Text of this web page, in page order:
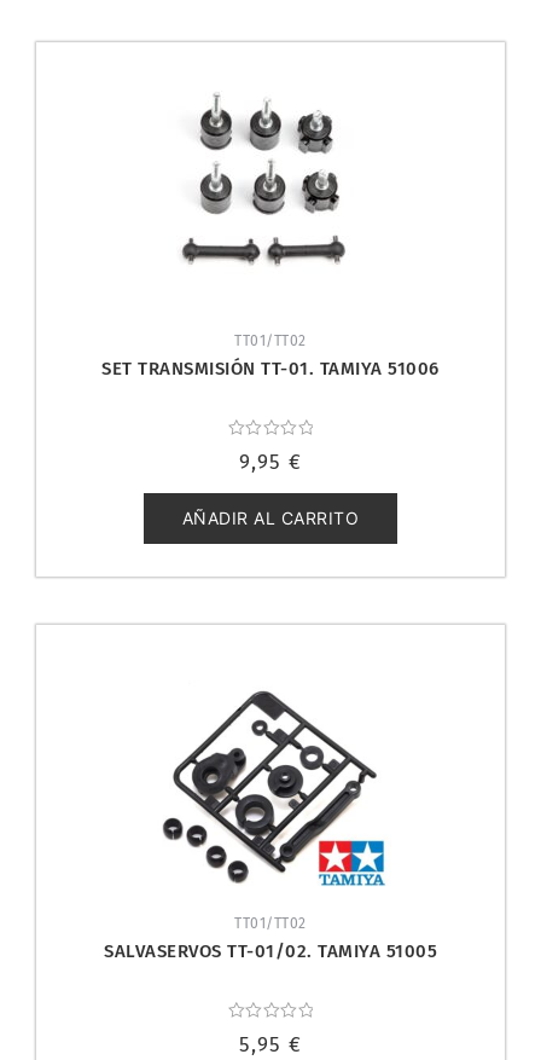
TT01/TT02
SET TRANSMISIÓN TT-01. TAMIYA 51006
con
de
5
9,95 €
AÑADIR AL CARRITO
TT01/TT02
SALVASERVOS TT-01/02. TAMIYA 51005
con
5,95 €